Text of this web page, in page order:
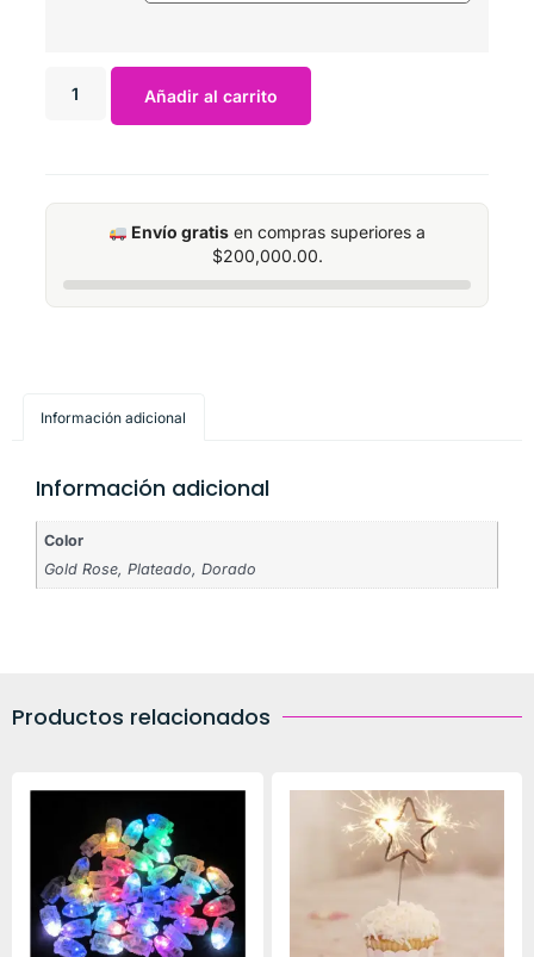
Añadir al carrito
Envío gratis en compras superiores a
$200,000.00.
Información adicional
Información adicional
Color
Gold Rose, Plateado, Dorado
Productos relacionados